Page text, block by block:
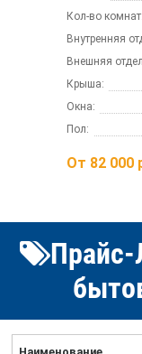
Кол-во комнат:
Внутренняя
Внешняя
Крыша:
Окна:
Пол:
От 82 000
Прайс-